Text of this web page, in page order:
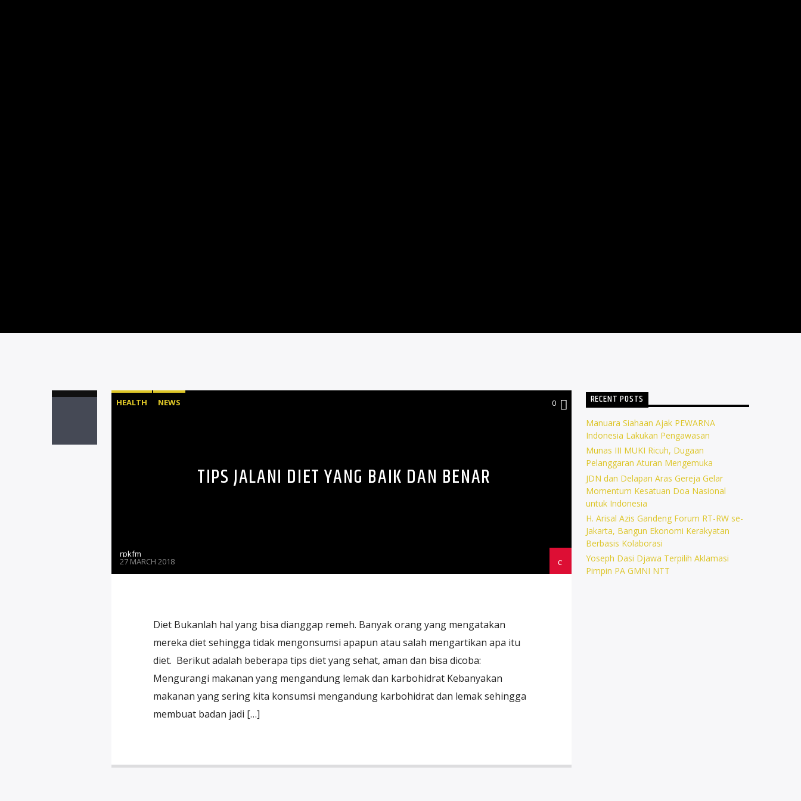
HEALTH NEWS 0
TIPS JALANI DIET YANG BAIK DAN BENAR
rpkfm
27 MARCH 2018
Diet Bukanlah hal yang bisa dianggap remeh. Banyak orang yang mengatakan
mereka diet sehingga tidak mengonsumsi apapun atau salah mengartikan apa itu
diet. Berikut adalah beberapa tips diet yang sehat, aman dan bisa dicoba:
Mengurangi makanan yang mengandung lemak dan karbohidrat Kebanyakan
makanan yang sering kita konsumsi mengandung karbohidrat dan lemak sehingga
membuat badan jadi […]
RECENT POSTS
Manuara Siahaan Ajak PEWARNA
Indonesia Lakukan Pengawasan
Munas III MUKI Ricuh, Dugaan
Pelanggaran Aturan Mengemuka
JDN dan Delapan Aras Gereja Gelar
Momentum Kesatuan Doa Nasional
untuk Indonesia
H. Arisal Azis Gandeng Forum RT-RW se-
Jakarta, Bangun Ekonomi Kerakyatan
Berbasis Kolaborasi
Yoseph Dasi Djawa Terpilih Aklamasi
Pimpin PA GMNI NTT